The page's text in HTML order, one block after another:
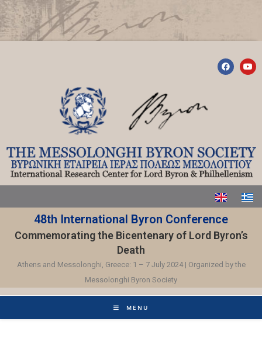
48th International Byron Conference
Commemorating the Bicentenary of Lord Byron’s
Death
Athens and Messolonghi, Greece: 1 – 7 July 2024 | Organized by the
Messolonghi Byron Society
MENU